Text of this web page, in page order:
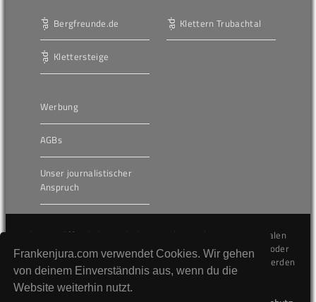
Frankenjura.com verwendet Cookies. Wir gehen
von deinem Einverständnis aus, wenn du die
Website weiterhin nutzt.
Bergfreunde.de
Klettersteige
Klettern Trubachtal
Werbung
AGBs
Unser journalistischer
Anspruch
Die hier veröffentlichten Inhalte unterliegen dem internationalen
Urheberrecht (Copyright) und dürfen nicht kopiert, verändert oder
unverändert wiederveröffentlicht werden. Gegen Verstöße werden
wir auf juristischem Wege vorgehen.